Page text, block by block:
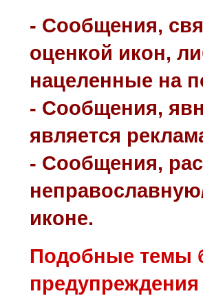
- Сообщения,
оценкой икон,
нацеленные на
- Сообщения,
является
- Сообщения,
иконе.
Подобные темы